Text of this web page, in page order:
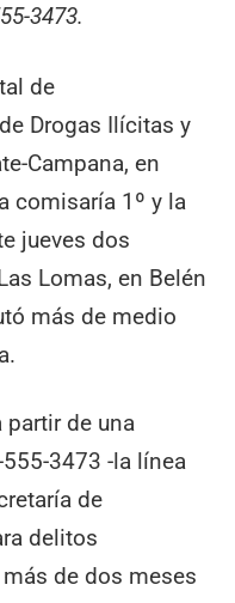
3473.
de
Drogas Ilícitas y
Campana, en
comisaría 1º y la
jueves dos
Lomas, en Belén
más de medio
de una
3473 -la línea
de
delitos
de dos meses